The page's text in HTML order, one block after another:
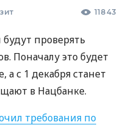
11843
проверять
Поначалу это будет
а с 1 декабря станет
в Нацбанке.
требования по